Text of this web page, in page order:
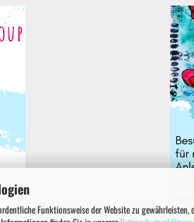
Funktionsweise der Website zu gewährleisten,